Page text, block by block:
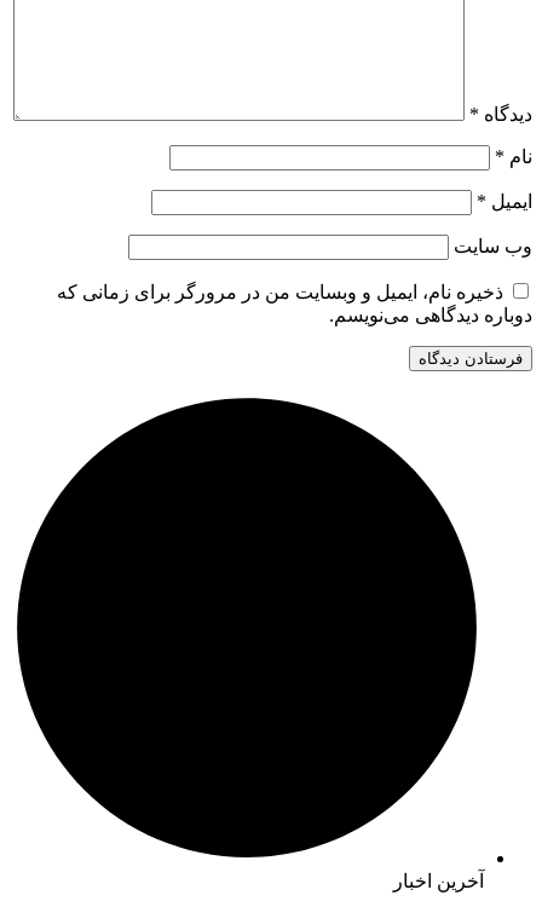
دیدگاه *
نام *
ایمیل *
وب‌ سایت
ذخیره نام، ایمیل و وبسایت من در مرورگر برای زمانی که
دوباره دیدگاهی می‌نویسم.
آخرین اخبار